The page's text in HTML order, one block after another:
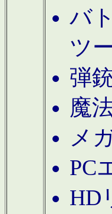
バ
ツー
弾
魔
メ
PC
HD